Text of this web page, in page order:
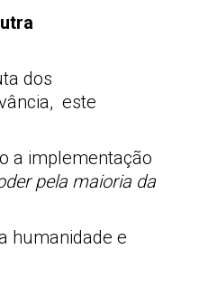
dos
este
a implementação
pela maioria da
humanidade e